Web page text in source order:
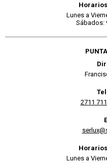
Lunes a
Sábados:
2711
Lunes a